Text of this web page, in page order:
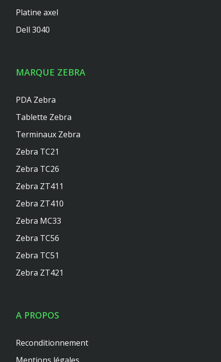
Platine axel
Dell 3040
MARQUE ZEBRA
PDA Zebra
Tablette Zebra
Terminaux Zebra
Zebra TC21
Zebra TC26
Zebra ZT411
Zebra ZT410
Zebra MC33
Zebra TC56
Zebra TC51
Zebra ZT421
A PROPOS
Reconditionnement